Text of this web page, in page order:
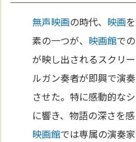
無声映画の時代、 映画
素の一つが、 映画館で
が映し出されるスクリ
ルガン奏者が即興で演
させた。特に感動的な
に響き、物語の深さを
映画館では専属の演奏